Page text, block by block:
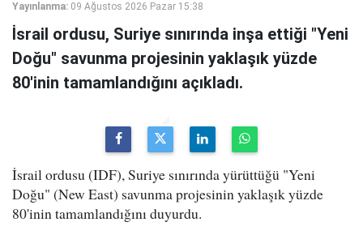
Yayınlanma: 09 Ağustos 2026 Pazar 15:38
İsrail ordusu, Suriye sınırında inşa ettiği "Yeni
Doğu" savunma projesinin yaklaşık yüzde
80'inin tamamlandığını açıkladı.
İsrail ordusu (IDF), Suriye sınırında yürüttüğü "Yeni
Doğu" (New East) savunma projesinin yaklaşık yüzde
80'inin tamamlandığını duyurdu.